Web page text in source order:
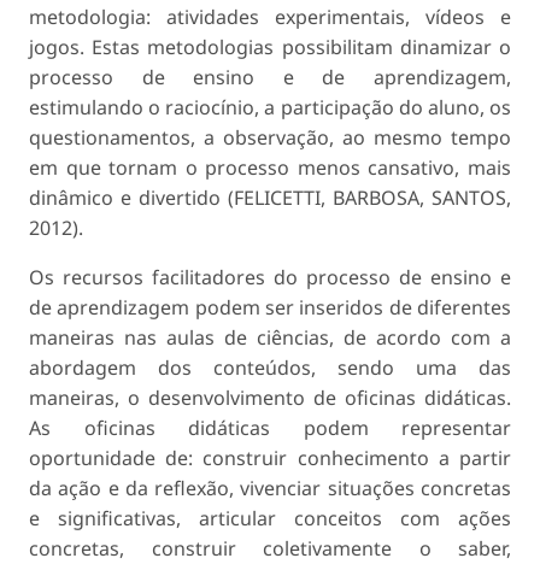
metodologia: atividades experimentais, vídeos e
jogos. Estas metodologias possibilitam dinamizar o
processo de ensino e de aprendizagem,
estimulando o raciocínio, a participação do aluno, os
questionamentos, a observação, ao mesmo tempo
em que tornam o processo menos cansativo, mais
dinâmico e divertido (FELICETTI, BARBOSA, SANTOS,
2012).
Os recursos facilitadores do processo de ensino e
de aprendizagem podem ser inseridos de diferentes
maneiras nas aulas de ciências, de acordo com a
abordagem dos conteúdos, sendo uma das
maneiras, o desenvolvimento de oficinas didáticas.
As oficinas didáticas podem representar
oportunidade de: construir conhecimento a partir
da ação e da reflexão, vivenciar situações concretas
e significativas, articular conceitos com ações
concretas, construir coletivamente o saber,